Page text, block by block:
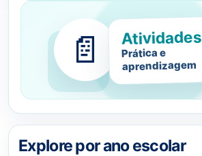
📄 Atividades
Prática e
aprendizagem
Explore por ano escolar